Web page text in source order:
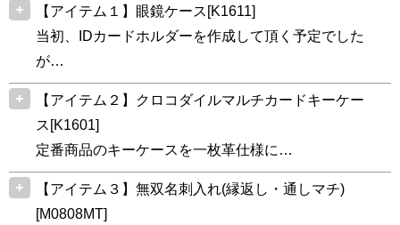
【アイテム１】眼鏡ケース[K1611]
当初、IDカードホルダーを作成して頂く予定でした
が…
【アイテム２】クロコダイルマルチカードキーケー
ス[K1601]
定番商品のキーケースを一枚革仕様に…
【アイテム３】無双名刺入れ(縁返し・通しマチ)
[M0808MT]